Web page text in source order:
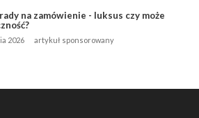
na zamówienie - luksus czy może
2026 artykuł sponsorowany